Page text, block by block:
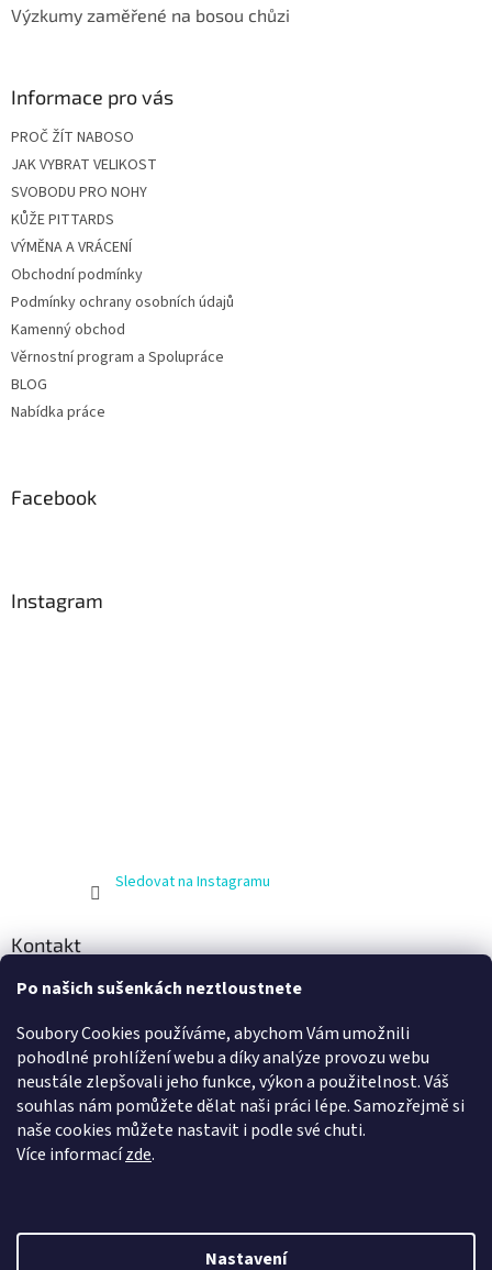
Po našich sušenkách neztloustnete
Soubory Cookies používáme, abychom Vám umožnili
pohodlné prohlížení webu a díky analýze provozu webu
neustále zlepšovali jeho funkce, výkon a použitelnost. Váš
souhlas nám pomůžete dělat naši práci lépe. Samozřejmě si
naše cookies můžete nastavit i podle své chuti.
Více informacízde.
Nastavení
Výzkumy zaměřené na bosou chůzi
Informace pro vás
PROČ ŽÍT NABOSO
JAK VYBRAT VELIKOST
SVOBODU PRO NOHY
KŮŽE PITTARDS
VÝMĚNA A VRÁCENÍ
Obchodní podmínky
Podmínky ochrany osobních údajů
Kamenný obchod
Věrnostní program a Spolupráce
BLOG
Nabídka práce
Facebook
Instagram
Sledovat na Instagramu
Kontakt
info@zijnaboso.cz
Vivobarefoot Hradec Králové
vivobarefoot_hk
Vytvořil Shoptet